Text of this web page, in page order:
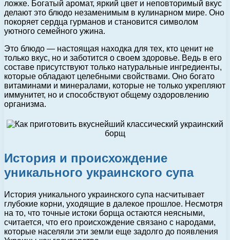
ложке. Богатый аромат, яркий цвет и неповторимый вкус
делают это блюдо незаменимым в кулинарном мире. Оно
покоряет сердца гурманов и становится символом
уютного семейного ужина.
Это блюдо — настоящая находка для тех, кто ценит не
только вкус, но и заботится о своем здоровье. Ведь в его
составе присутствуют только натуральные ингредиенты,
которые обладают целебными свойствами. Оно богато
витаминами и минералами, которые не только укрепляют
иммунитет, но и способствуют общему оздоровлению
организма.
История и происхождение
уникального украинского супа
История уникального украинского супа насчитывает
глубокие корни, уходящие в далекое прошлое. Несмотря
на то, что точные истоки борща остаются неясными,
считается, что его происхождение связано с народами,
которые населяли эти земли еще задолго до появления